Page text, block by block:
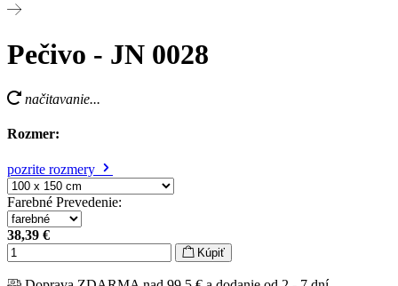
Pečivo - JN 0028
načitavanie...
Rozmer:
pozrite rozmery
Farebné Prevedenie:
38,39 €
Kúpiť